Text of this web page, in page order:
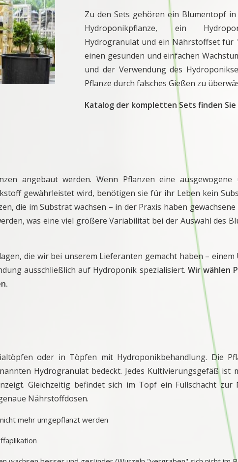
Zu den Sets gehören ein Blumentopf
Hydroponikpflanze, ein
Hydrogranulat und ein Nährstoffset für
einen gesunden und einfachen
und der Verwendung des
Pflanze durch falsches Gießen zu
Katalog der kompletten Sets finden Sie
angebaut werden. Wenn Pflanzen eine
gewährleistet wird, benötigen sie für ihr Leben kein
die im Substrat wachsen – in der Praxis haben
was eine viel größere Variabilität bei der Auswahl des
die wir bei unserem Lieferanten gemacht haben –
ausschließlich auf Hydroponik spezialisiert. Wir wählen
oder in Töpfen mit Hydroponikbehandlung. Die
Hydrogranulat bedeckt. Jedes Kultivierungsgefäß ist
Gleichzeitig befindet sich im Topf ein Füllschacht
Nährstoffdosen.
mehr umgepflanzt werden